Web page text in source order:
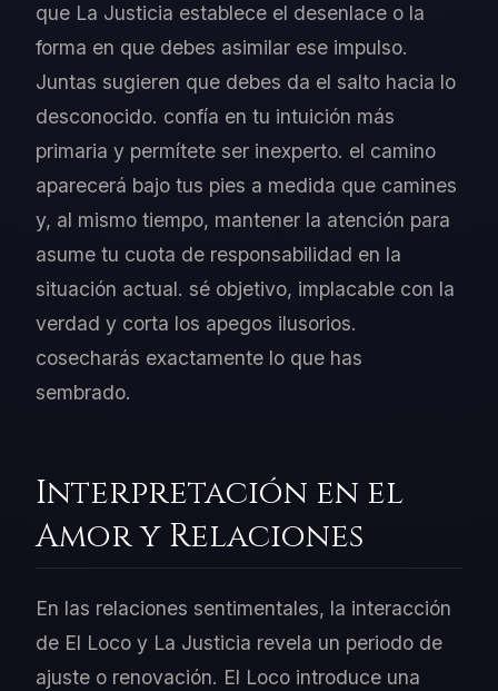
que La Justicia establece el desenlace o la
forma en que debes asimilar ese impulso.
Juntas sugieren que debes da el salto hacia lo
desconocido. confía en tu intuición más
primaria y permítete ser inexperto. el camino
aparecerá bajo tus pies a medida que camines
y, al mismo tiempo, mantener la atención para
asume tu cuota de responsabilidad en la
situación actual. sé objetivo, implacable con la
verdad y corta los apegos ilusorios.
cosecharás exactamente lo que has
sembrado.
Interpretación en el
Amor y Relaciones
En las relaciones sentimentales, la interacción
de El Loco y La Justicia revela un periodo de
ajuste o renovación. El Loco introduce una